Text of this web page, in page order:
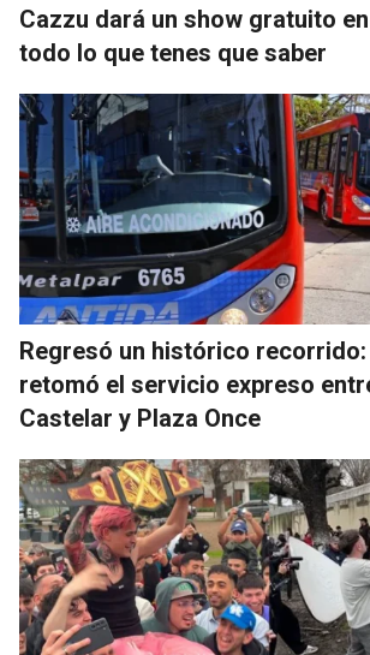
Cazzu dará un show gratuito
todo lo que tenes que saber
Regresó un histórico recorrido:
retomó el servicio expreso
Castelar y Plaza Once